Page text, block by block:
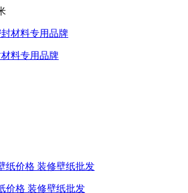
料专用品牌
价格 装修壁纸批发